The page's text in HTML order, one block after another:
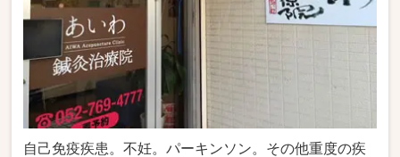
自己免疫疾患。不妊。パーキンソン。その他重度の疾